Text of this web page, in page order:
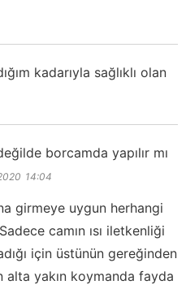
kadarıyla sağlıklı olan
borcamda yapılır mı
14:04
girmeye uygun herhangi
camın ısı iletkenliği
için üstünün gereğinden
alta yakın koymanda fayda